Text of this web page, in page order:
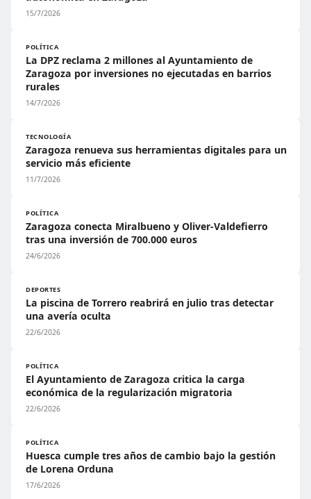
15/7/2026
POLÍTICA
La DPZ reclama 2 millones al Ayuntamiento de
Zaragoza por inversiones no ejecutadas en barrios
rurales
14/7/2026
TECNOLOGÍA
Zaragoza renueva sus herramientas digitales para un
servicio más eficiente
11/7/2026
POLÍTICA
Zaragoza conecta Miralbueno y Oliver-Valdefierro
tras una inversión de 700.000 euros
24/6/2026
DEPORTES
La piscina de Torrero reabrirá en julio tras detectar
una avería oculta
22/6/2026
POLÍTICA
El Ayuntamiento de Zaragoza critica la carga
económica de la regularización migratoria
22/6/2026
POLÍTICA
Huesca cumple tres años de cambio bajo la gestión
de Lorena Orduna
17/6/2026